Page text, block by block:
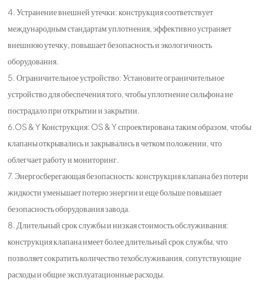
4. Устранение внешней утечки: конструкция соответствует
международным стандартам уплотнения, эффективно устраняет
внешнюю утечку, повышает безопасность и экологичность
оборудования.
5. Ограничительное устройство: Установите ограничительное
устройство для обеспечения того, чтобы уплотнение сильфона не
пострадало при открытии и закрытии.
6.OS & Y Конструкция: OS & Y спроектирована таким образом, чтобы
клапаны открывались и закрывались в четком положении, что
облегчает работу и мониторинг.
7. Энергосберегающая безопасность: конструкция клапана без потери
жидкости уменьшает потерю энергии и еще больше повышает
безопасность оборудования завода.
8. Длительный срок службы и низкая стоимость обслуживания:
конструкция клапана имеет более длительный срок службы, что
позволяет сократить количество техобслуживания, сопутствующие
расходы и общие эксплуатационные расходы.